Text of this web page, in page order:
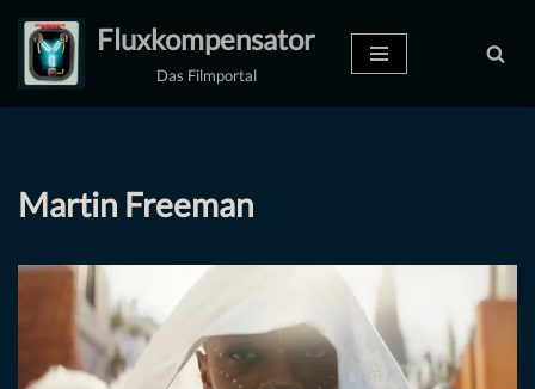
Zum
Inhalt
Fluxkompensator
Das Filmportal
Martin Freeman